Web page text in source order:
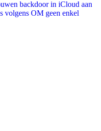
backdoor in iCloud aan
volgens OM geen enkel